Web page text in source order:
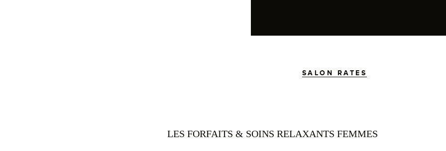
SALON RATES
LES FORFAITS & SOINS RELAXANTS FEMMES